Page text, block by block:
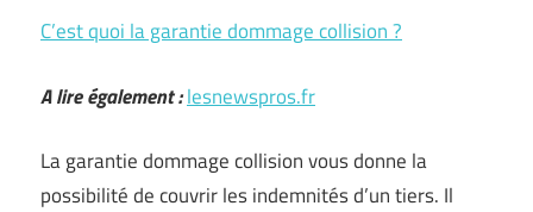
C’est quoi la garantie dommage collision ?
A lire également :lesnewspros.fr
La garantie dommage collision vous donne la
possibilité de couvrir les indemnités d’un tiers. Il